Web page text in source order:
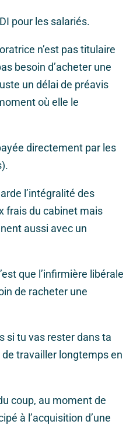
pour les salariés.
n’est pas titulaire
besoin d’acheter une
un délai de préavis
où elle le
directement par les
l’intégralité des
frais du cabinet mais
aussi avec un
que l’infirmière libérale
de racheter une
si tu vas rester dans ta
de travailler longtemps en
coup, au moment de
à l’acquisition d’une